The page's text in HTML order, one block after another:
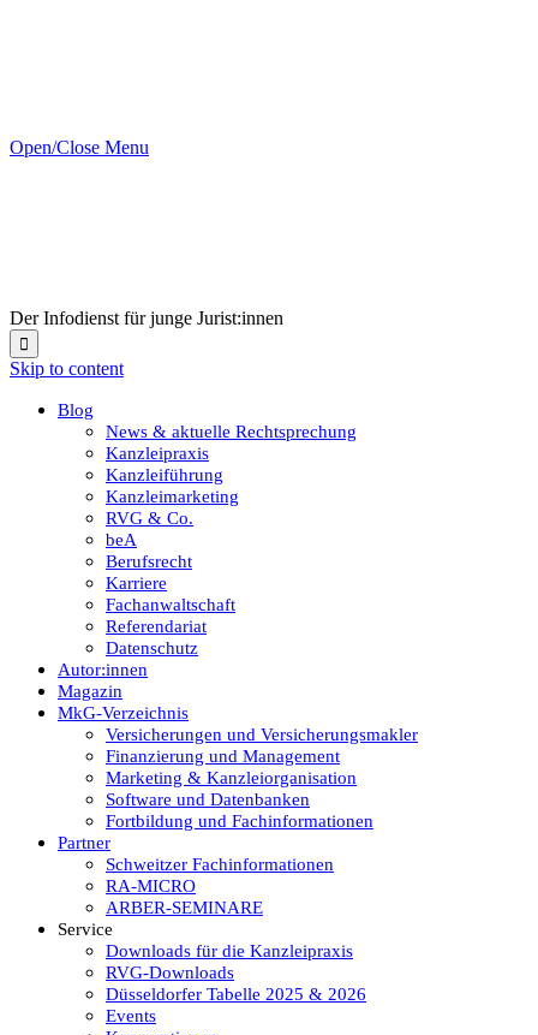
Open/Close Menu
Der Infodienst für junge Jurist:innen

Skip to content
Blog
News & aktuelle Rechtsprechung
Kanzleipraxis
Kanzleiführung
Kanzleimarketing
RVG & Co.
beA
Berufsrecht
Karriere
Fachanwaltschaft
Referendariat
Datenschutz
Autor:innen
Magazin
MkG-Verzeichnis
Versicherungen und Versicherungsmakler
Finanzierung und Management
Marketing & Kanzleiorganisation
Software und Datenbanken
Fortbildung und Fachinformationen
Partner
Schweitzer Fachinformationen
RA-MICRO
ARBER-SEMINARE
Service
Downloads für die Kanzleipraxis
RVG-Downloads
Düsseldorfer Tabelle 2025 & 2026
Events